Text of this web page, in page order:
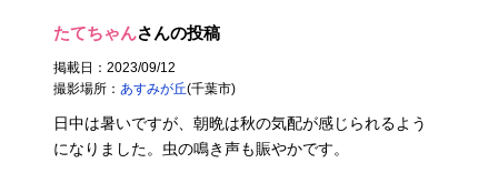
たてちゃんさんの投稿
掲載日：2023/09/12
撮影場所： あすみが丘(千葉市)
日中は暑いですが、朝晩は秋の気配が感じられるよう
になりました。虫の鳴き声も賑やかです。